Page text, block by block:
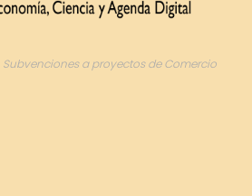
Subvenciones a proyectos de Comercio